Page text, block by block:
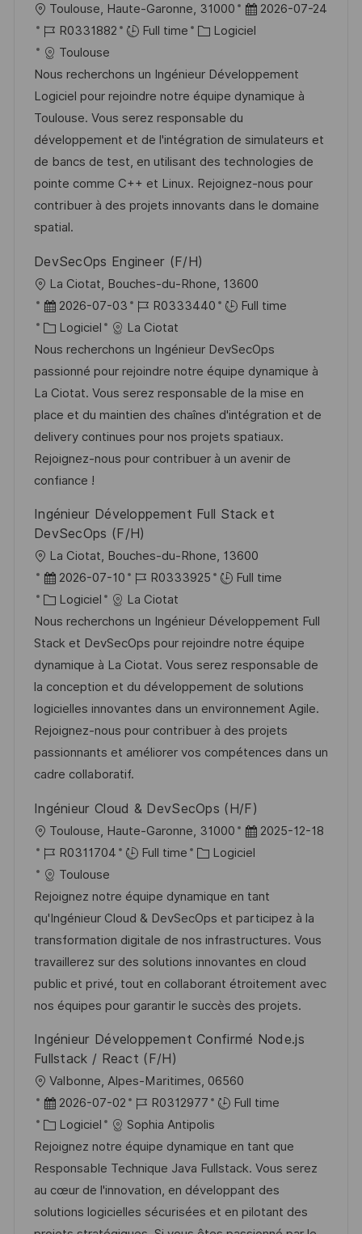
o
c
a
l
i
s
a
t
i
o
Toulouse, Haute-Garonne, 31000
D
a
e
d
a
f
f
i
g
e
2026-07-24
R
é
f
é
r
e
n
c
e
d
p
o
s
t
e
R0331882 Full time
C
t
é
g
o
r
i
e
Logiciel
Toulouse
Nous recherchons un Ingénieur Développement
Logiciel pour rejoindre notre équipe dynamique à
Toulouse. Vous serez responsable du
développement et de l'intégration de simulateurs et
de bancs de test, en utilisant des technologies de
pointe comme C++ et Linux. Rejoignez-nous pour
contribuer à des projets innovants dans le domaine
spatial.
DevSecOps Engineer (F/H)
o
c
a
l
i
s
a
t
i
n
La Ciotat, Bouches-du-Rhone, 13600
D
a
t
e
d
’
a
f
f
c
g
2026-07-03
R
é
f
é
r
e
n
c
u
s
R0333440
Full time
C
a
t
é
g
o
r
i
Logiciel
La Ciotat
Nous recherchons un Ingénieur DevSecOps
passionné pour rejoindre notre équipe dynamique à
La Ciotat. Vous serez responsable de la mise en
place et du maintien des chaînes d'intégration et de
delivery continues pour nos projets spatiaux.
Rejoignez-nous pour contribuer à un avenir de
confiance !
Ingénieur Développement Full Stack et
DevSecOps (F/H)
o
c
a
l
i
s
a
t
i
o
La Ciotat, Bouches-du-Rhone, 13600
D
a
t
e
d
a
f
f
i
h
a
g
e
2026-07-10
R
é
f
é
r
e
n
c
e
p
o
s
e
R0333925
Full time
C
a
t
é
g
o
r
i
e
Logiciel
La Ciotat
Nous recherchons un Ingénieur Développement Full
Stack et DevSecOps pour rejoindre notre équipe
dynamique à La Ciotat. Vous serez responsable de
la conception et du développement de solutions
logicielles innovantes dans un environnement Agile.
Rejoignez-nous pour contribuer à des projets
passionnants et améliorer vos compétences dans un
cadre collaboratif.
Ingénieur Cloud & DevSecOps (H/F)
o
c
a
l
i
s
a
t
o
Toulouse, Haute-Garonne, 31000
D
a
e
d
’
a
f
f
c
2025-12-18
R
é
f
é
r
e
n
c
d
o
R0311704 Full time
C
t
é
g
o
r
i
Logiciel
Toulouse
Rejoignez notre équipe dynamique en tant
qu'Ingénieur Cloud & DevSecOps et participez à la
transformation digitale de nos infrastructures. Vous
travaillerez sur des solutions innovantes en cloud
public et privé, tout en collaborant étroitement avec
nos équipes pour garantir le succès des projets.
Ingénieur Développement Confirmé Node.js
Fullstack / React (F/H)
o
c
a
l
i
s
Valbonne, Alpes-Maritimes, 06560
D
a
t
e
d
’
2026-07-02
R
é
f
é
r
e
R0312977
Full time
C
a
t
é
g
Logiciel
Sophia Antipolis
Rejoignez notre équipe dynamique en tant que
Responsable Technique Java Fullstack. Vous serez
au cœur de l'innovation, en développant des
solutions logicielles sécurisées et en pilotant des